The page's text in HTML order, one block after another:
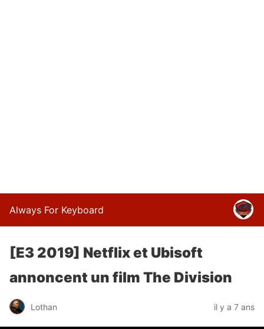
Always For Keyboard
[E3 2019] Netflix et Ubisoft
annoncent un film The Division
Lothan il y a 7 ans